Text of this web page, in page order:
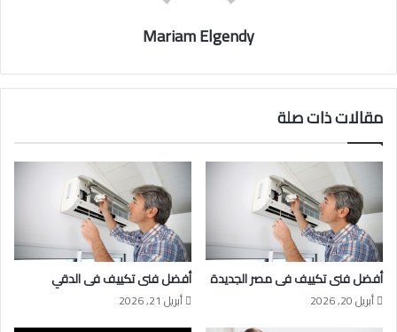
Mariam Elgendy
مقالات ذات صلة
أفضل فنى تكييف فى مصر الجديدة
أبريل 20, 2026
أفضل فنى تكييف فى الدقي
أبريل 21, 2026